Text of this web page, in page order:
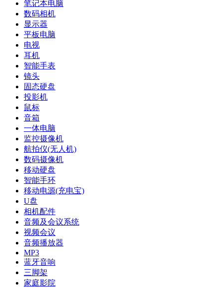
笔记本电脑
数码相机
显示器
平板电脑
电视
耳机
智能手表
镜头
固态硬盘
投影机
鼠标
音箱
一体电脑
监控摄像机
航拍仪(无人机)
数码摄像机
移动硬盘
智能手环
移动电源(充电宝)
U盘
相机配件
音频及会议系统
视频会议
音频播放器
MP3
蓝牙音响
三脚架
家庭影院